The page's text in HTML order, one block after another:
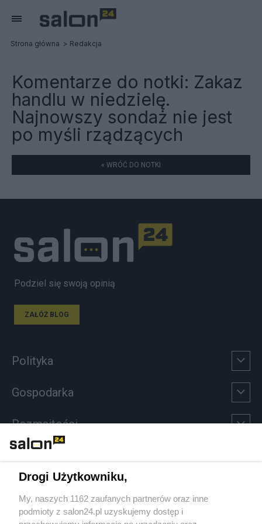
Strona główna Redakcja
Komentarze do notki: Zakaz
handlu w niedzielę.
Najnowszy sondaż nie jest
po myśli rządzących
« WRÓĆ DO NOTKI
Podziel się swoją opinią
ZAŁÓŻ BLOG
Polityka
Gospodarka
Rozmaitości
Sport
Społeczeństwo
Drogi Użytkowniku,
My, naszych 1162 zaufanych partnerów oraz inne
podmioty z salon24.pl uzyskujemy dostęp i